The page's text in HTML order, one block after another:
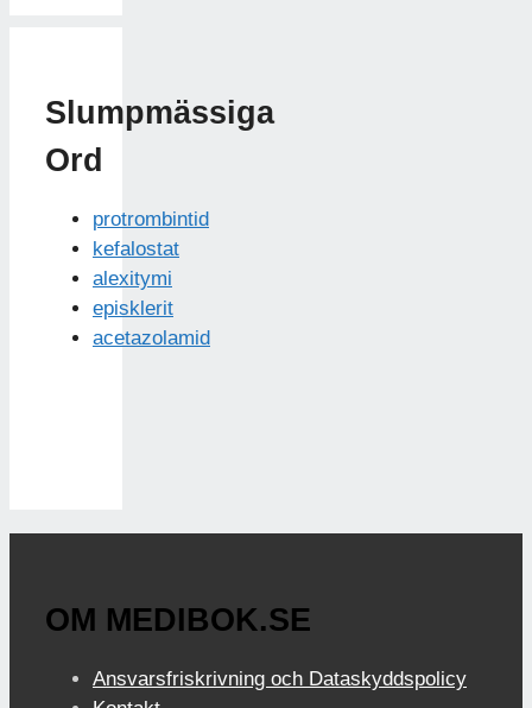
Slumpmässiga
Ord
protrombintid
kefalostat
alexitymi
episklerit
acetazolamid
OM MEDIBOK.SE
Ansvarsfriskrivning och Dataskyddspolicy